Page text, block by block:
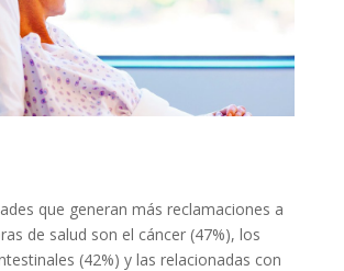
que generan más reclamaciones a
de salud son el cáncer (47%), los
(42%) y las relacionadas con